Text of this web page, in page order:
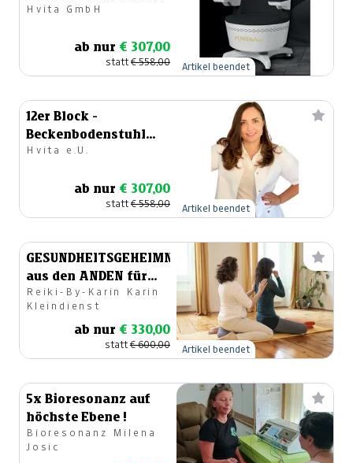
Klagenfurt
Hvita GmbH
ab nur € 307,00
statt€ 558,00 Artikel beendet
12er Block -
Beckenbodenstuhl
von Power Chair in
Hvita e.U.
ab nur € 307,00
statt€ 558,00 Artikel beendet
GESUNDHEITSGEHEIMNIS
aus den ANDEN für
ZWEI
Reiki-By-Karin Karin
Kleindienst
ab nur € 330,00
statt€ 600,00 Artikel beendet
5x Bioresonanz auf
höchste Ebene !
Bioresonanz Milena
Josic